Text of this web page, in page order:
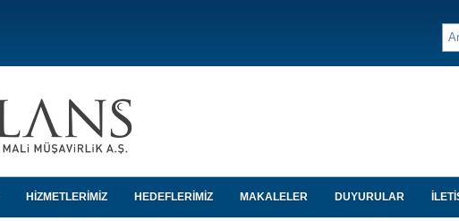
HİZMETLERİMİZ HEDEFLERİMİZ MAKALELER DUYURULAR